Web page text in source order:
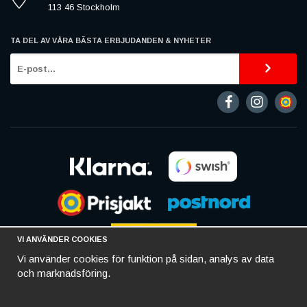
113 46 Stockholm
TA DEL AV VÅRA BÄSTA ERBJUDANDEN & NYHETER
VI ANVÄNDER COOKIES
Vi använder cookies för funktion på sidan, analys av data
och marknadsföring.